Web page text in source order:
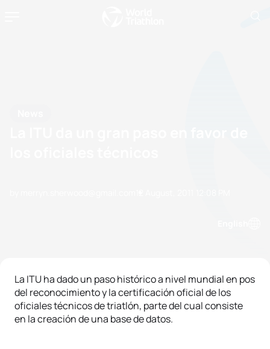
La ITU ha dado un paso histórico a nivel mundial en pos
del reconocimiento y la certificación oficial de los
oficiales técnicos de triatlón, parte del cual consiste
en la creación de una base de datos.